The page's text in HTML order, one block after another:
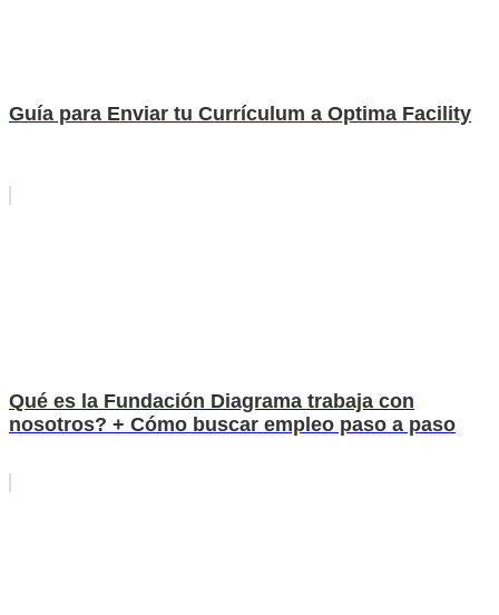
Guía para Enviar tu Currículum a Optima Facility
Qué es la Fundación Diagrama trabaja con
nosotros? + Cómo buscar empleo paso a paso